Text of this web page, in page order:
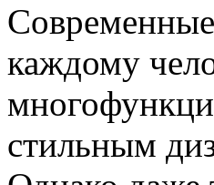
каждому
стильным